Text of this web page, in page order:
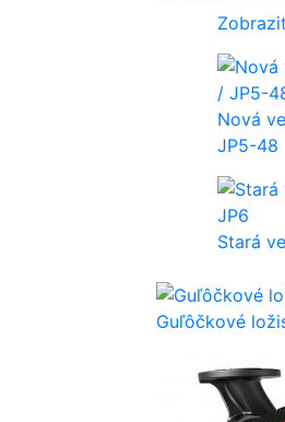
Nová
JP5-48
Stará
Guľôčkové